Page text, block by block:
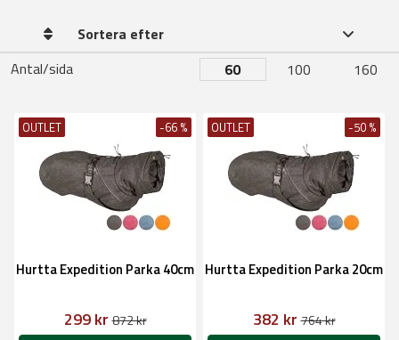
Sortera efter
Antal/sida
60 100 160
OUTLET -66 %
Hurtta Expedition Parka 40cm
299 kr872 kr
OUTLET -50 %
Hurtta Expedition Parka 20cm
382 kr764 kr